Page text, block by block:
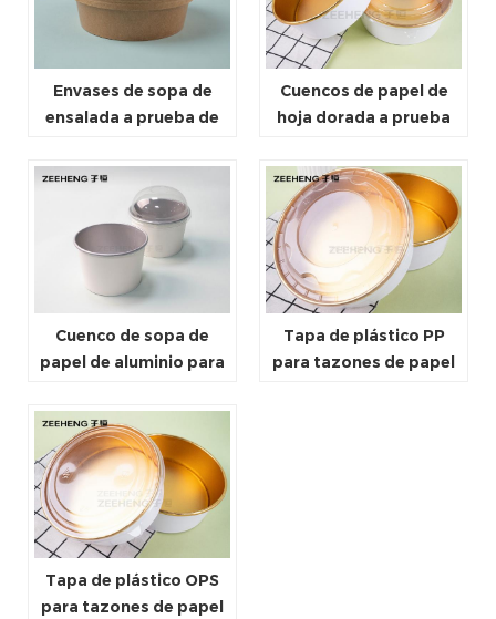
Envases de sopa de
ensalada a prueba de
aceite, cuencos de
contenedores de
comida de papel Kraft
con revestimiento de
PLA
Cuencos de papel de
hoja dorada a prueba
para sopa, cuenco de
papel para ensalada
Cuenco de sopa de
papel de aluminio para
cúpula de PET
Tapa de plástico PP
para tazones de papel
Tapa de plástico OPS
para tazones de papel